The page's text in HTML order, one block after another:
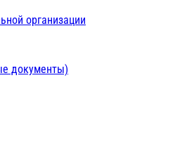
организации
документы)